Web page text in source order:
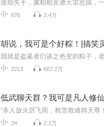
676 2.4万
胡说，我可是个好粽！|搞笑
2213 607.2万
34 2.1万